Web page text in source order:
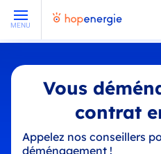
MENU
Vous
contrat
Appelez nos conseillers
déménagement !